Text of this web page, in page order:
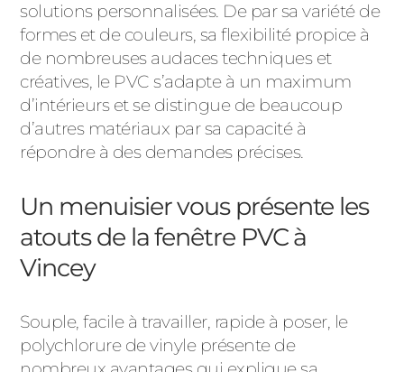
solutions personnalisées. De par sa variété de
formes et de couleurs, sa flexibilité propice à
de nombreuses audaces techniques et
créatives, le PVC s’adapte à un maximum
d’intérieurs et se distingue de beaucoup
d’autres matériaux par sa capacité à
répondre à des demandes précises.
Un menuisier vous présente les
atouts de la fenêtre PVC à
Vincey
Souple, facile à travailler, rapide à poser, le
polychlorure de vinyle présente de